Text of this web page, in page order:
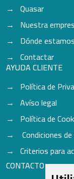
Quasar
Nuestra
Dónde estamos
Contactar
AYUDA CLIENTE
Política de
Avíso legal
Política de
Condiciones
Criterios para
CONTACTO